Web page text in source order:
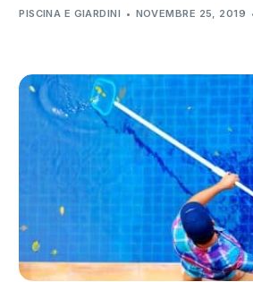
PISCINA E GIARDINI NOVEMBRE 25, 2019